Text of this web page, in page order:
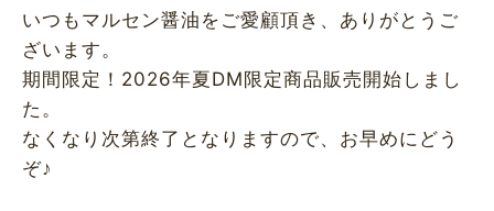
いつもマルセン醤油をご愛顧頂き、ありがとうご
ざいます。
期間限定！2026年夏DM限定商品販売開始しまし
た。
なくなり次第終了となりますので、お早めにどう
ぞ♪